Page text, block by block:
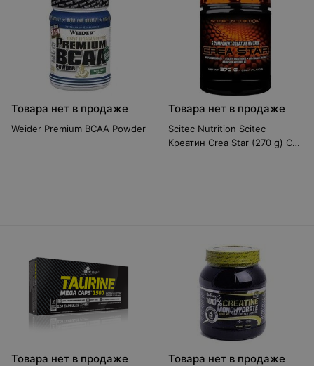
Товара нет в продаже
Weider Premium BCAA Powder
Товара нет в продаже
Scitec Nutrition Scitec
Креатин Crea Star (270 g) С
Товара нет в продаже Товара нет в продаже